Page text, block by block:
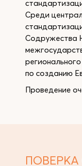
Среди
Содружества
по созданию
Проведение